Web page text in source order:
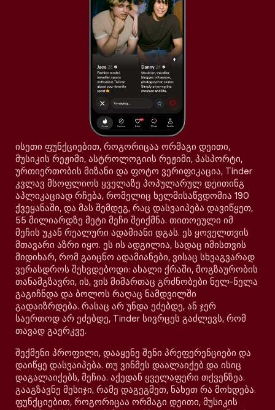
ისეთი ფუნქციებით, როგორიცაა ორმაგი დეითი,
მუსიკის რეჟიმი, ასტროლოგიის რეჟიმი, პასპორტი,
ურთიერთობის მიზანი და ფოტო ვერიფიკაცია, Tinder
კვლავ მსოფლიოს ყველაზე პოპულარულ დეითინგ
აპლიკაციად რჩება, რომელიც ხელმისაწვდომია 190
ქვეყანაში, და მას შემდეგ, რაც დასვაიპება დავიწყეთ,
55 მილიარდზე მეტი მეჩი შეიქმნა. თითოეული იმ
მეჩის უკან რეალური ადამიანი დგას. ეს ყოველთვის
მთავარი აზრი იყო. ეს ის ადგილია, სადაც იმისთვის
მიდიხარ, რომ გაიცნო ადამიანები, ვისაც სხვაგვარად
ვერასდროს შეხვდებოდი: ახალი ქრაში, მოგზაურობის
თანამგზავრი, ის, ვის მიმართაც გრძნობები ნელ-ნელა
გაგიჩნდა და ბოლოს რაღაც ნამდვილში
გადაიზრდება. რასაც არ უნდა ეძებდე, ან ჯერ
საერთოდ არ ეძებდე, Tinder სივრცეს გაძლევს, რომ
თავად გაერკვე.
შექმენი პროფილი, დააყენე შენი პრეფერენციები და
დაიწყე დასვაიპება. თუ ვინმეს დაალაიქებ და ისიც
დაგალაიქებს, მეჩია. აქედან ყველაფერი თქვენზეა.
გააგზავნე მესიჯი, რამე დაგეგმეთ, ნახეთ რა მოხდება.
ფუნქციებით, როგორიცაა ორმაგი დეითი, მუსიკის